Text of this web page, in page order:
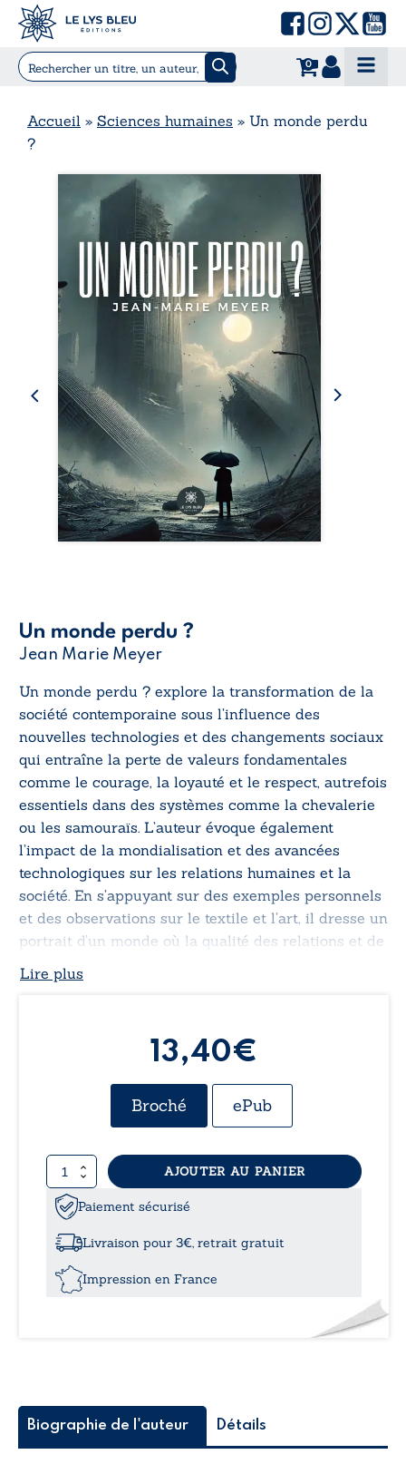
0
Accueil » Sciences humaines » Un monde perdu
?
Un monde perdu ?
Jean Marie Meyer
Un monde perdu ? explore la transformation de la
société contemporaine sous l’influence des
nouvelles technologies et des changements sociaux
qui entraîne la perte de valeurs fondamentales
comme le courage, la loyauté et le respect, autrefois
essentiels dans des systèmes comme la chevalerie
ou les samouraïs. L’auteur évoque également
l’impact de la mondialisation et des avancées
technologiques sur les relations humaines et la
société. En s’appuyant sur des exemples personnels
et des observations sur le textile et l’art, il dresse un
portrait d’un monde où la qualité des relations et de
la création artistique se dégrade au profit de
l’efficacité et de l’uniformité.
Lire plus
13,40€
Broché ePub
quantité
de
Un
monde
perdu
AJOUTER AU PANIER
Paiement sécurisé
Livraison pour 3€, retrait gratuit
Impression en France
Biographie de l'auteur Détails